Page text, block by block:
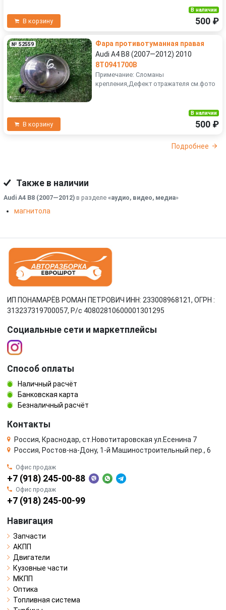
В корзину
В наличии
500 ₽
№ 52559
Фара противотуманная правая
Audi A4 B8 (2007—2012) 2010
8T0941700B
Примечание: Сломаны
крепления,Дефект отражателя см.фото
В корзину
В наличии
500 ₽
Подробнее
Также в наличии
Audi A4 B8 (2007—2012) в разделе «аудио, видео, медиа»
магнитола
ИП ПОНАМАРЁВ РОМАН ПЕТРОВИЧ ИНН: 233008968121, ОГРН :
313237319700057, Р/c 40802810600001301295
Социальные сети и маркетплейсы
Способ оплаты
Наличный расчёт
Банковская карта
Безналичный расчёт
Контакты
Россия, Краснодар, ст.Новотитаровская ул.Есенина 7
Россия, Ростов-на-Дону, 1-й Машиностроительный пер., 6
Офис продаж
+7 (918) 245-00-88
Офис продаж
+7 (918) 245-00-99
Навигация
Запчасти
АКПП
Двигатели
Кузовные части
МКПП
Оптика
Топливная система